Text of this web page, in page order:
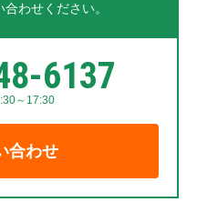
わせください。
6137
～17:30
合わせ